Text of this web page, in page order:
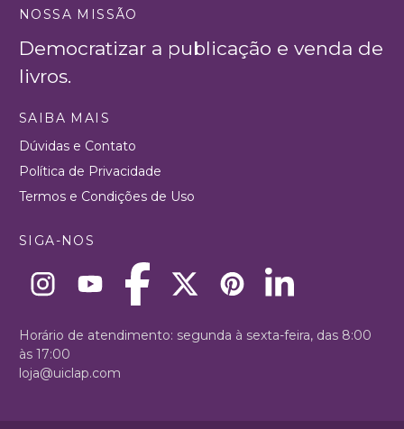
NOSSA MISSÃO
Democratizar a publicação e venda de
livros.
SAIBA MAIS
Dúvidas e Contato
Política de Privacidade
Termos e Condições de Uso
SIGA-NOS
Horário de atendimento: segunda à sexta-feira, das 8:00
às 17:00
loja@uiclap.com